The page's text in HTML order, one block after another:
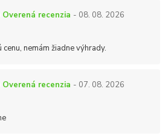
Overená recenzia - 08. 08. 2026
nemám žiadne výhrady.
Overená recenzia - 07. 08. 2026